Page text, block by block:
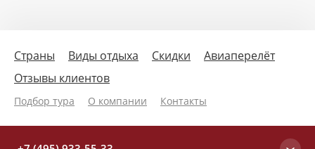
Страны Виды отдыха Скидки
Авиаперелёт
Отзывы клиентов
Подбор тура О компании Контакты